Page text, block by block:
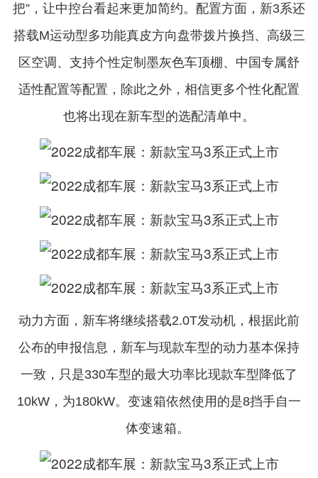
把”，让中控台看起来更加简约。配置方面，新3系还
搭载M运动型多功能真皮方向盘带拨片换挡、高级三
区空调、支持个性定制墨灰色车顶棚、中国专属舒
适性配置等配置，除此之外，相信更多个性化配置
也将出现在新车型的选配清单中。
动力方面，新车将继续搭载2.0T发动机，根据此前
公布的申报信息，新车与现款车型的动力基本保持
一致，只是330车型的最大功率比现款车型降低了
10kW，为180kW。变速箱依然使用的是8挡手自一
体变速箱。